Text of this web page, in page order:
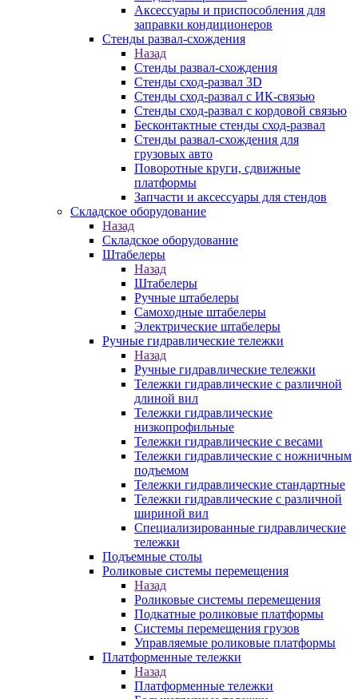
Аксессуары и приспособления для
заправки кондиционеров
Стенды развал-схождения
Назад
Стенды развал-схождения
Стенды сход-развал 3D
Стенды сход-развал с ИК-связью
Стенды сход-развал с кордовой связью
Бесконтактные стенды сход-развал
Стенды развал-схождения для
грузовых авто
Поворотные круги, сдвижные
платформы
Запчасти и аксессуары для стендов
Складское оборудование
Назад
Складское оборудование
Штабелеры
Назад
Штабелеры
Ручные штабелеры
Самоходные штабелеры
Электрические штабелеры
Ручные гидравлические тележки
Назад
Ручные гидравлические тележки
Тележки гидравлические с различной
длиной вил
Тележки гидравлические
низкопрофильные
Тележки гидравлические с весами
Тележки гидравлические с ножничным
подъемом
Тележки гидравлические стандартные
Тележки гидравлические с различной
шириной вил
Специализированные гидравлические
тележки
Подъемные столы
Роликовые системы перемещения
Назад
Роликовые системы перемещения
Подкатные роликовые платформы
Системы перемещения грузов
Управляемые роликовые платформы
Платформенные тележки
Назад
Платформенные тележки